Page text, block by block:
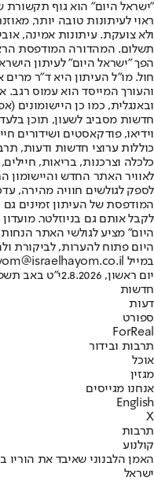
"ישראל היום" הוא גוף תקשורת
ראוי לעיתונות טובה יותר,
ולא צועקת. עיתונות אמינה,
הפך "ישראל היום" לעיתון
חול. מו"ל העיתון היא ד"ר
והעורך המייסד הוא עמוס רגב.
חדשות מסביב לשעון, תוכן
וידיאו, פודקאסטים ושידורים
כוללות ערוצי חדשות ודעות,
לאוויר האתר החדש
לספק לגולשים חוויה מהירה,
המודפסת של העיתון זמינים
לקבל אותם גם בניוזלטר.
היום" מציע לגולשי האתר
היום פתוח להערות, לביקורת
במייל hayom@israelhayom.co.il.
יום ראשון, 2.8.2026
י"ט באב
חדשות
דעות
ספורט
ForReal
תרבות ובידור
אוכל
מגזין
אנחנו מגייסים
English
X
תרבות
קולנוע
האמן הלבנוני שאיבד את הוריו
ישראל